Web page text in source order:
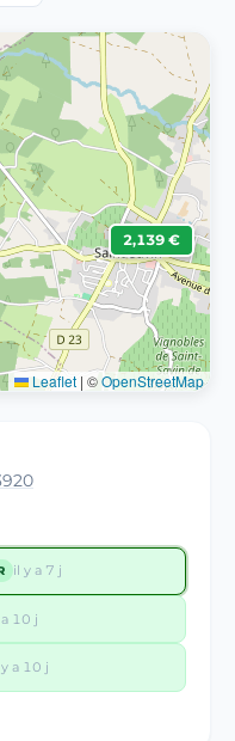
2,139 €
Leaflet | ©OpenStreetMap
il y a 7 j
10 j
a 10 j